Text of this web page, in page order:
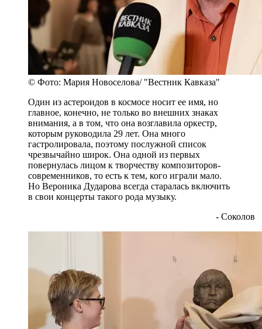
© Фото: Мария Новоселова/ "Вестник Кавказа"
Один из астероидов в космосе носит ее имя, но
главное, конечно, не только во внешних знаках
внимания, а в том, что она возглавила оркестр,
которым руководила 29 лет. Она много
гастролировала, поэтому послужной список
чрезвычайно широк. Она одной из первых
повернулась лицом к творчеству композиторов-
современников, то есть к тем, кого играли мало.
Но Вероника Дударова всегда старалась включить
в свои концерты такого рода музыку.
- Соколов